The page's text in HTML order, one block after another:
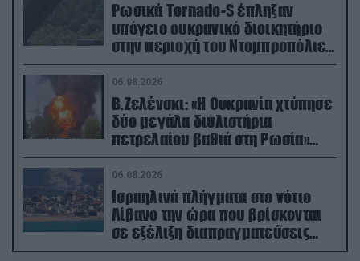
Ρωσικά Tornado-S έπληξαν
υπόγειο ουκρανικό διοικητήριο
στην περιοχή του Ντομπροπόλιε
(βίντεο)
06.08.2026
Β.Ζελένσκι: «Η Ουκρανία χτύπησε
δύο μεγάλα διυλιστήρια
πετρελαίου βαθιά στη Ρωσία»
(βίντεο)
06.08.2026
Ισραηλινά πλήγματα στο νότιο
Λίβανο την ώρα που βρίσκονται
σε εξέλιξη διαπραγματεύσεις
στην Ρώμη